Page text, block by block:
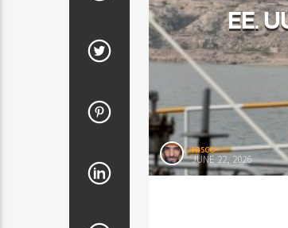
EE.
rasco
JUNE 22, 2026